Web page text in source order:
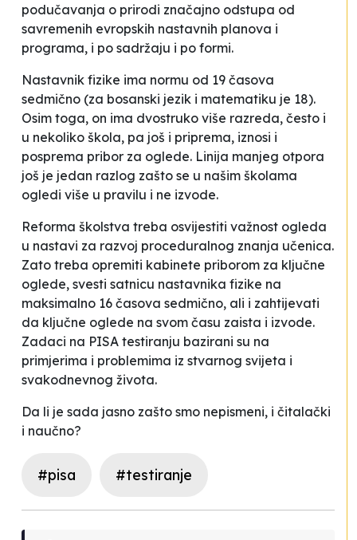
podučavanja o prirodi značajno odstupa od
savremenih evropskih nastavnih planova i
programa, i po sadržaju i po formi.
Nastavnik fizike ima normu od 19 časova
sedmično (za bosanski jezik i matematiku je 18).
Osim toga, on ima dvostruko više razreda, često i
u nekoliko škola, pa još i priprema, iznosi i
posprema pribor za oglede. Linija manjeg otpora
još je jedan razlog zašto se u našim školama
ogledi više u pravilu i ne izvode.
Reforma školstva treba osvijestiti važnost ogleda
u nastavi za razvoj proceduralnog znanja učenica.
Zato treba opremiti kabinete priborom za ključne
oglede, svesti satnicu nastavnika fizike na
maksimalno 16 časova sedmično, ali i zahtijevati
da ključne oglede na svom času zaista i izvode.
Zadaci na PISA testiranju bazirani su na
primjerima i problemima iz stvarnog svijeta i
svakodnevnog života.
Da li je sada jasno zašto smo nepismeni, i čitalački
i naučno?
#pisa #testiranje